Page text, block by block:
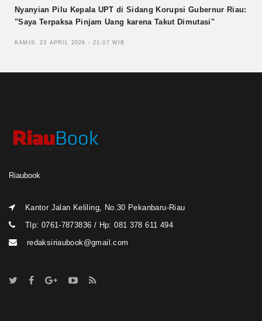
Nyanyian Pilu Kepala UPT di Sidang Korupsi Gubernur Riau:
"Saya Terpaksa Pinjam Uang karena Takut Dimutasi"
KAMIS, 23 APRIL 2026 - 21:07 WIB
Riaubook
Kantor Jalan Keliling, No.30 Pekanbaru-Riau
Tlp: 0761-7873836 / Hp: 081 378 611 494
redaksiriaubook@gmail.com